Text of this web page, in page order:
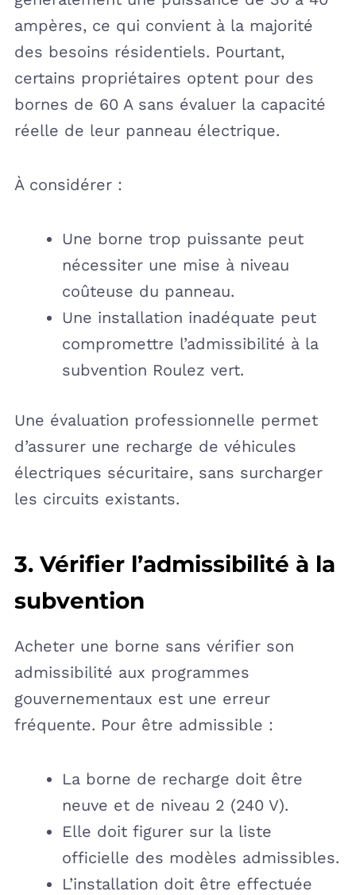
ampères, ce qui convient à la majorité
des besoins résidentiels. Pourtant,
certains propriétaires optent pour des
bornes de 60 A sans évaluer la capacité
réelle de leur panneau électrique.
À considérer :
Une borne trop puissante peut
nécessiter une mise à niveau
coûteuse du panneau.
Une installation inadéquate peut
compromettre l’admissibilité à la
subvention Roulez vert.
Une évaluation professionnelle permet
d’assurer une recharge de véhicules
électriques sécuritaire, sans surcharger
les circuits existants.
3. Vérifier l’admissibilité à la
subvention
Acheter une borne sans vérifier son
admissibilité aux programmes
gouvernementaux est une erreur
fréquente. Pour être admissible :
La borne de recharge doit être
neuve et de niveau 2 (240 V).
Elle doit figurer sur la liste
officielle des modèles admissibles.
L’installation doit être effectuée